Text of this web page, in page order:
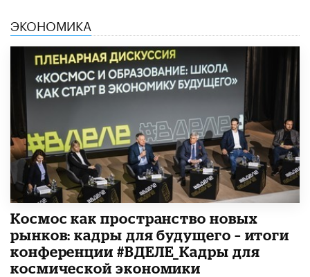
ЭКОНОМИКА
Космос как пространство новых
рынков: кадры для будущего – итоги
конференции #ВДЕЛЕ_Кадры для
космической экономики